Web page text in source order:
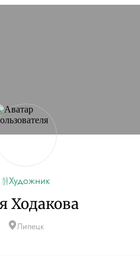
Художник
Ходакова
Липецк